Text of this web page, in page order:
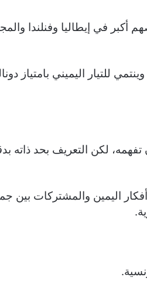
أكبر في إيطاليا وفنلندا
للتيار اليميني بامتياز
لكن التعريف بحد ذاته
اليمين والمشتركات بين